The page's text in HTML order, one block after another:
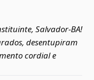
Salvador‑BA!
desentupiram
cordial e